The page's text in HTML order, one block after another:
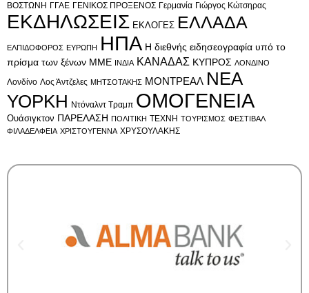
ΒΟΣΤΩΝΗ ΓΓΑΕ ΓΕΝΙΚΟΣ ΠΡΟΞΕΝΟΣ Γερμανία Γιώργος Κώτσηρας
ΕΚΔΗΛΩΣΕΙΣ ΕΚΛΟΓΕΣ ΕΛΛΑΔΑ
ΕΛΠΙΔΟΦΟΡΟΣ ΕΥΡΩΠΗ ΗΠΑ Η διεθνής ειδησεογραφία υπό το
πρίσμα των ξένων ΜΜΕ
ΙΝΔΙΑ ΚΑΝΑΔΑΣ ΚΥΠΡΟΣ ΛΟΝΔΙΝΟ
Λονδίνο Λος Άντζελες ΜΗΤΣΟΤΑΚΗΣ ΜΟΝΤΡΕΑΛ ΝΕΑ
ΥΟΡΚΗ Ντόναλντ Τραμπ ΟΜΟΓΕΝΕΙΑ
Ουάσιγκτον ΠΑΡΕΛΑΣΗ ΠΟΛΙΤΙΚΗ ΤΕΧΝΗ ΤΟΥΡΙΣΜΟΣ ΦΕΣΤΙΒΑΛ
ΦΙΛΑΔΕΛΦΕΙΑ ΧΡΙΣΤΟΥΓΕΝΝΑ ΧΡΥΣΟΥΛΑΚΗΣ